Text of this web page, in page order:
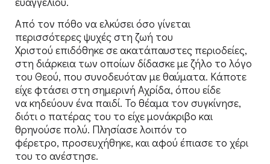
Από τον πόθο να ελκύσει όσο γίνεται
περισσότερες ψυχές στη ζωή του
Χριστού επιδόθηκε σε ακατάπαυστες περιοδείες,
στη διάρκεια των οποίων δίδασκε με ζήλο το λόγο
του Θεού, που συνοδευόταν με θαύματα. Κάποτε
είχε φτάσει στη σημερινή Αχρίδα, όπου είδε
να κηδεύουν ένα παιδί. Το θέαμα τον συγκίνησε,
διότι ο πατέρας του το είχε μονάκριβο και
θρηνούσε πολύ. Πλησίασε λοιπόν το
φέρετρο, προσευχήθηκε, και αφού έπιασε το χέρι
του το ανέστησε.